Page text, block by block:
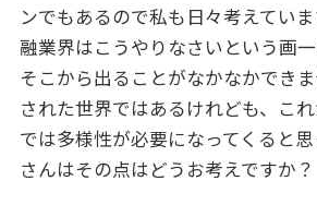
ンでもあるので私も日々考えてい
融業界はこうやりなさいという画一
そこから出ることがなかなかでき
された世界ではあるけれども、こ
では多様性が必要になってくると
さんはその点はどうお考えですか？